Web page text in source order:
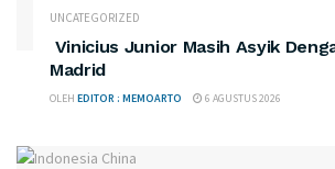
UNCATEGORIZED
Vinicius Junior Masih Asyik
Madrid
OLEH EDITOR : MEMOARTO 6 AGUSTUS 2026